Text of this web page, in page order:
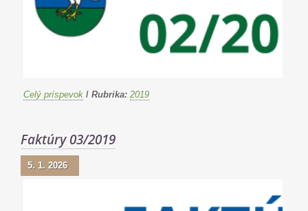
Celý príspevok / Rubrika: 2019
Faktúry 03/2019
5. 1. 2026